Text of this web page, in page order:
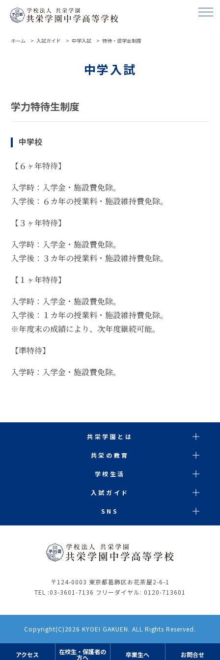
ホーム 入試ガイド 中学入試 特待・奨学金制度
中学入試
学力特待生制度
中学校
【６ヶ年特待】
入学時：入学金・施設費免除。
入学後：６カ年の授業料・施設維持費免除。
【３ヶ年特待】
入学時：入学金・施設費免除。
入学後：３カ年の授業料・施設維持費免除。
【１ヶ年特待】
入学時：入学金・施設費免除。
入学後：１カ年の授業料・施設維持費免除。
※年度末の成績により、次年度継続可能。
【準特待】
入学時：入学金・施設費免除。
アクセス 在校生・保護者の
方へ 卒業生へ お問合せ
共栄学園とは
共栄の教育
学校生活
入試ガイド
SNS
〒124-0003 東京都葛飾区お花茶屋2-6-1
TEL :03-3601-7136 フリーダイヤル: 0120-713601
Copyright(C)2026 KYOEI GAKUEN. ALL Rights Reserved.